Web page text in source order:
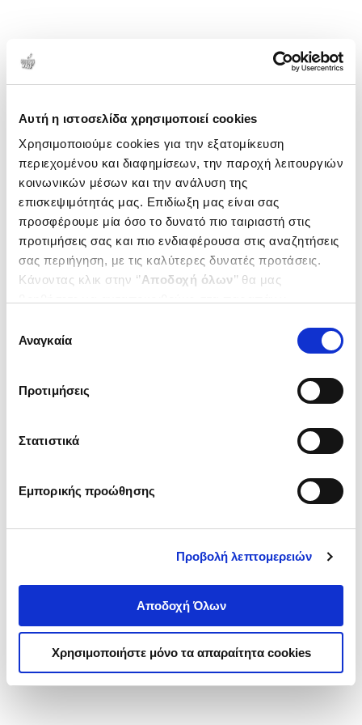
Αυτή η ιστοσελίδα χρησιμοποιεί cookies
Χρησιμοποιούμε cookies για την εξατομίκευση
περιεχομένου και διαφημίσεων, την παροχή λειτουργιών
κοινωνικών μέσων και την ανάλυση της
επισκεψιμότητάς μας. Επιδίωξη μας είναι σας
προσφέρουμε μία όσο το δυνατό πιο ταιριαστή στις
προτιμήσεις σας και πιο ενδιαφέρουσα στις αναζητήσεις
σας περιήγηση, με τις καλύτερες δυνατές προτάσεις.
Κάνοντας κλικ στην ‘’Αποδοχή όλων’’ θα μας
ενδιαφέρουν και να επιλέξετε από τα παρακάτω με την
΄΄και να ενημερωθείτε σχετικά με
συγκατάθεσης
Αναγκαία
Προτιμήσεις
Στατιστικά
Εμπορικής προώθησης
Προβολή λεπτομερειών
Αποδοχή Όλων
Χρησιμοποιήστε μόνο τα απαραίτητα cookies